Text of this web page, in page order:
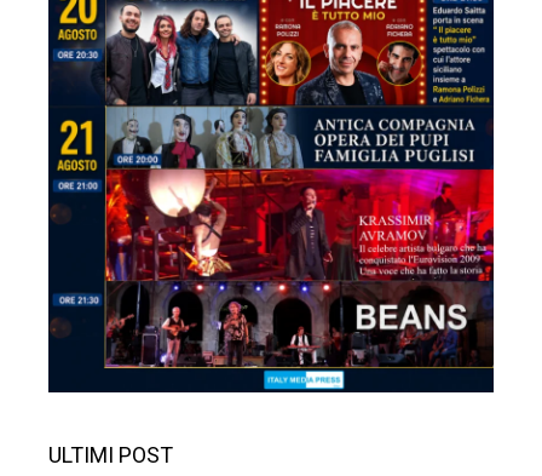
ULTIMI POST